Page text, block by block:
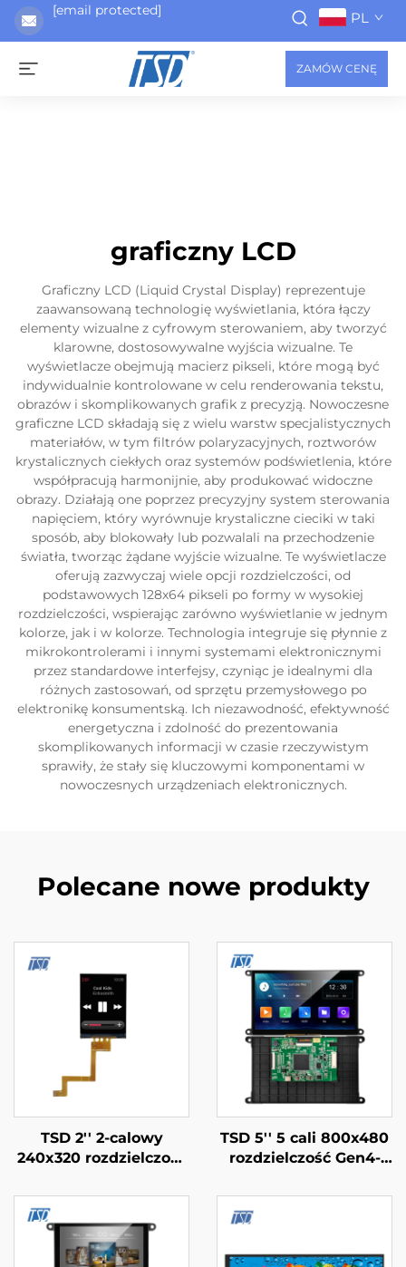
[email protected] PL
ZAMÓW CENĘ
graficzny LCD
Graficzny LCD (Liquid Crystal Display) reprezentuje
zaawansowaną technologię wyświetlania, która łączy
elementy wizualne z cyfrowym sterowaniem, aby tworzyć
klarowne, dostosowywalne wyjścia wizualne. Te
wyświetlacze obejmują macierz pikseli, które mogą być
indywidualnie kontrolowane w celu renderowania tekstu,
obrazów i skomplikowanych grafik z precyzją. Nowoczesne
graficzne LCD składają się z wielu warstw specjalistycznych
materiałów, w tym filtrów polaryzacyjnych, roztworów
krystalicznych ciekłych oraz systemów podświetlenia, które
współpracują harmonijnie, aby produkować widoczne
obrazy. Działają one poprzez precyzyjny system sterowania
napięciem, który wyrównuje krystaliczne cieciki w taki
sposób, aby blokowały lub pozwalali na przechodzenie
światła, tworząc żądane wyjście wizualne. Te wyświetlacze
oferują zazwyczaj wiele opcji rozdzielczości, od
podstawowych 128x64 pikseli po formy w wysokiej
rozdzielczości, wspierając zarówno wyświetlanie w jednym
kolorze, jak i w kolorze. Technologia integruje się płynnie z
mikrokontrolerami i innymi systemami elektronicznymi
przez standardowe interfejsy, czyniąc je idealnymi dla
różnych zastosowań, od sprzętu przemysłowego po
elektronikę konsumentską. Ich niezawodność, efektywność
energetyczna i zdolność do prezentowania
skomplikowanych informacji w czasie rzeczywistym
sprawiły, że stały się kluczowymi komponentami w
nowoczesnych urządzeniach elektronicznych.
Polecane nowe produkty
TSD 2'' 2-calowy
240x320 rozdzielczość
IPS TFT Ekran LCD
moduły wyświetlające
TSD 5'' 5 cali 800x480
rozdzielczość Gen4-
UART/RS232/RS485
Interfejs Portu
Wyświetlaczowy